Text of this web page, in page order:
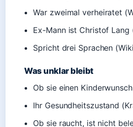
War zweimal verheiratet (
Ex-Mann ist Christof Lang
Spricht drei Sprachen (
Was unklar bleibt
Ob sie einen
Ihr Gesundheitszustand
Ob sie raucht, ist nicht